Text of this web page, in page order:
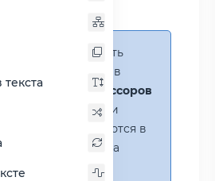
Можно добавить
процессоров в
(до 14 процессоров
. В случае если
не помещаются в
появится полоса